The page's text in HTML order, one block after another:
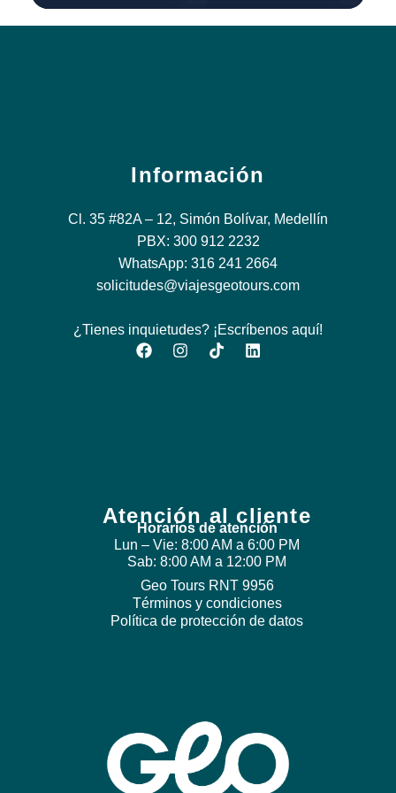
Información
Cl. 35 #82A – 12, Simón Bolívar, Medellín
PBX: 300 912 2232
WhatsApp: 316 241 2664
solicitudes@viajesgeotours.com
¿Tienes inquietudes? ¡Escríbenos aquí!
Atención al cliente
Horarios de atención
Lun – Vie: 8:00 AM a 6:00 PM
Sab: 8:00 AM a 12:00 PM
Geo Tours RNT 9956
Términos y condiciones
Política de protección de datos